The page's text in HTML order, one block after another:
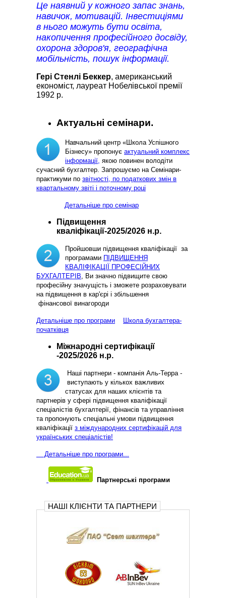
Це наявний у кожного запас знань,
навичок, мотивацій. Інвестиціями
в нього можуть бути освіта,
накопичення професійного досвіду,
охорона здоров'я, географічна
мобільність, пошук інформації.
Гері Стенлі Беккер, американський
економіст, лауреат Нобелівської премії
1992 р.
Актуальні семінари.
Навчальний центр «Школа Успішного
Бізнесу» пропонує актуальний комплекс
інформації, якою повинен володіти
сучасний бухгалтер. Запрошуємо на Семінари-
практикуми по звітності, по податкових змін в
квартальному звіті і поточному році
Детальніше про семінар
Підвищення
кваліфікації-2025/2026 н.р.
Пройшовши підвищення кваліфікації за
програмами ПІДВИЩЕННЯ
КВАЛІФІКАЦІЇ ПРОФЕСІЙНИХ
БУХГАЛТЕРІВ, Ви значно підвищите свою
професійну значущість і зможете розраховувати
на підвищення в кар'єрі і збільшення
фінансової винагороди
Детальніше про програми
Школа бухгалтера-
початківця
Міжнародні сертифікації
-2025/2026 н.р.
Наші партнери - компанія Аль-Терра -
виступають у кількох важливих
статусах для наших клієнтів та
партнерів у сфері підвищення кваліфікації
спеціалістів бухгалтерії, фінансів та управління
та пропонують спеціальні умови підвищення
кваліфікації з міждународних сертифікацій для
українських спеціалістів!
Детальніше про програми...
Партнерські програми
НАШІ КЛІЄНТИ ТА ПАРТНЕРИ